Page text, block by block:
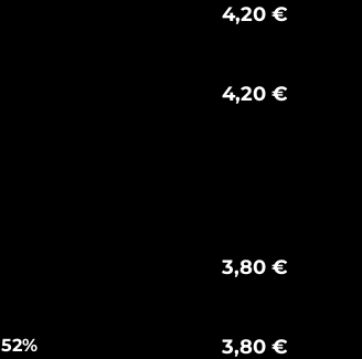
4,20 €
4,20 €
3,80 €
3,80 €